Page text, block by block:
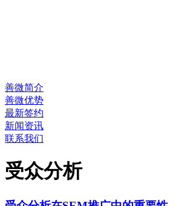
善微简介
善微优势
最新签约
新闻资讯
联系我们
受众分析